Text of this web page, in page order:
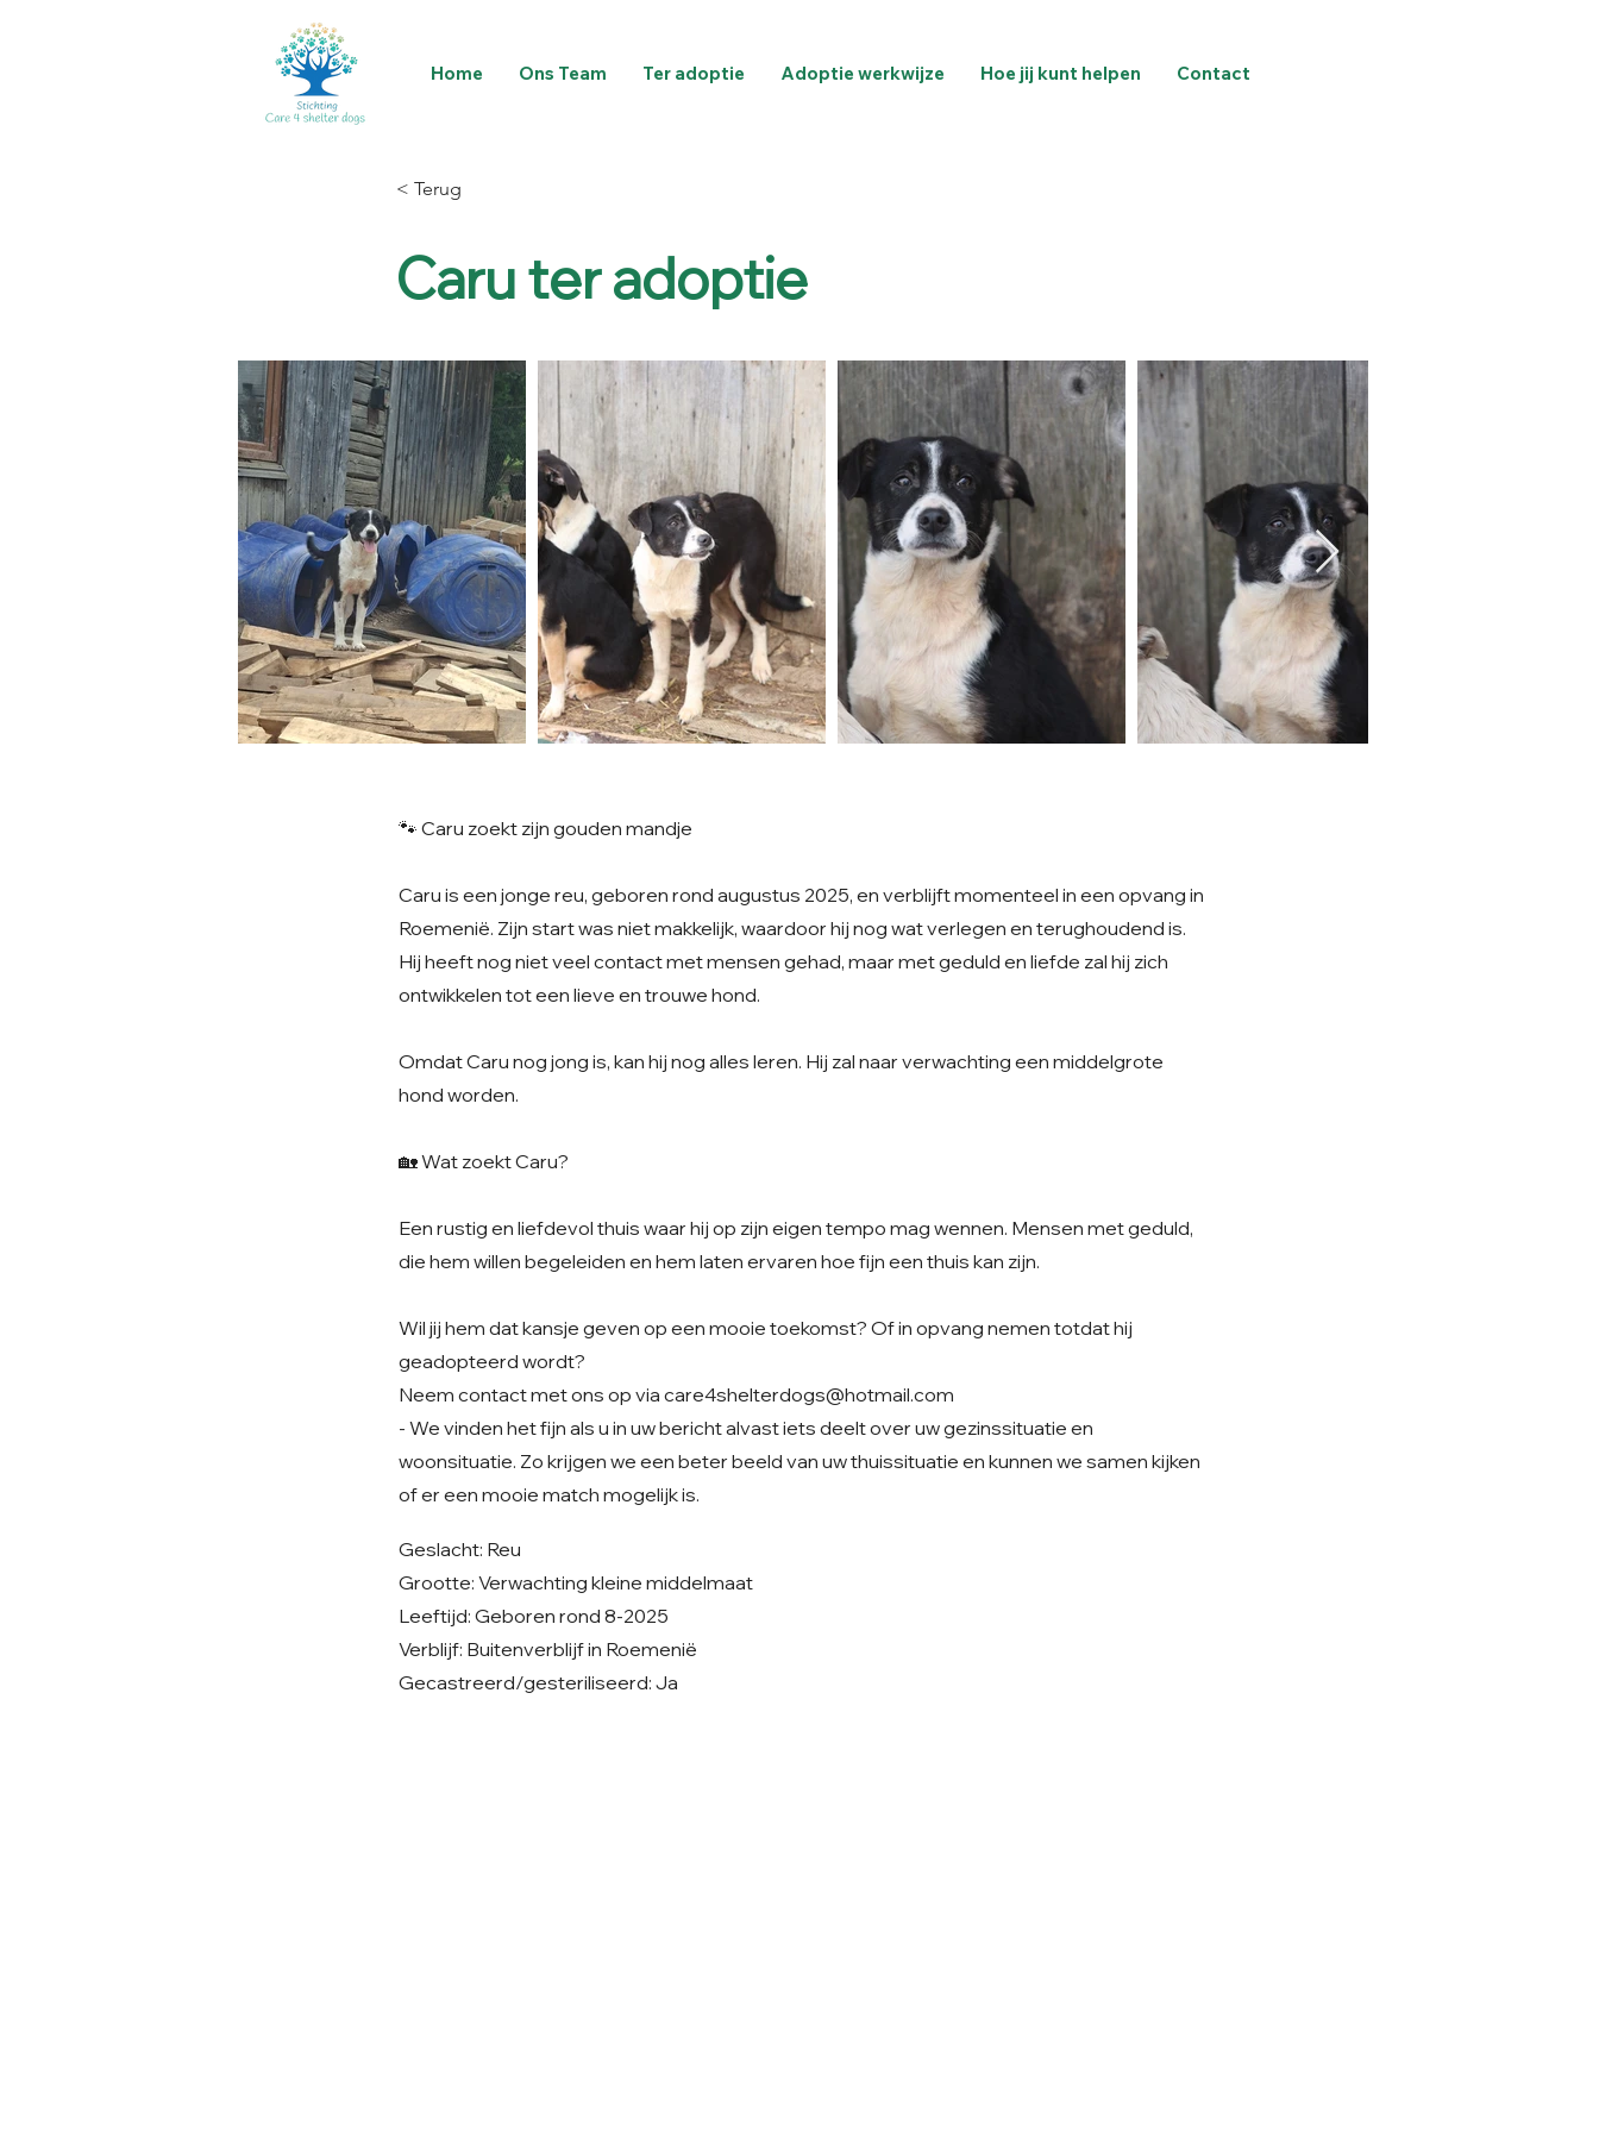
Home Ons Team Ter adoptie Adoptie werkwijze Hoe jij kunt helpen Contact
< Terug
Caru ter adoptie
🐾 Caru zoekt zijn gouden mandje
Caru is een jonge reu, geboren rond augustus 2025, en verblijft momenteel in een opvang in
Roemenië. Zijn start was niet makkelijk, waardoor hij nog wat verlegen en terughoudend is.
Hij heeft nog niet veel contact met mensen gehad, maar met geduld en liefde zal hij zich
ontwikkelen tot een lieve en trouwe hond.
Omdat Caru nog jong is, kan hij nog alles leren. Hij zal naar verwachting een middelgrote
hond worden.
🏡 Wat zoekt Caru?
Een rustig en liefdevol thuis waar hij op zijn eigen tempo mag wennen. Mensen met geduld,
die hem willen begeleiden en hem laten ervaren hoe fijn een thuis kan zijn.
Wil jij hem dat kansje geven op een mooie toekomst? Of in opvang nemen totdat hij
geadopteerd wordt?
Neem contact met ons op via care4shelterdogs@hotmail.com
- We vinden het fijn als u in uw bericht alvast iets deelt over uw gezinssituatie en
woonsituatie. Zo krijgen we een beter beeld van uw thuissituatie en kunnen we samen kijken
of er een mooie match mogelijk is.
Geslacht: Reu
Grootte: Verwachting kleine middelmaat
Leeftijd: Geboren rond 8-2025
Verblijf: Buitenverblijf in Roemenië
Gecastreerd/gesteriliseerd: Ja